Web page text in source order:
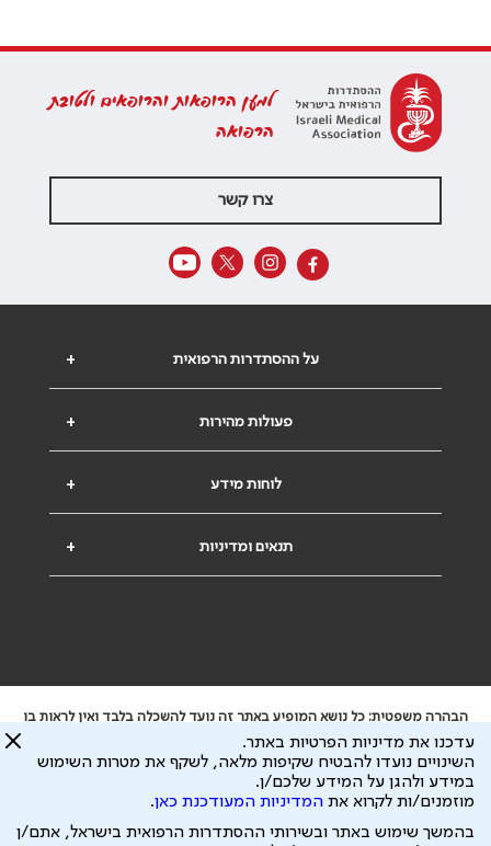
למען הרופאות והרופאים ולטובת
הרפואה
צרו קשר
+ על ההסתדרות הרפואית
+ פעולות מהירות
+ לוחות מידע
+ תנאים ומדיניות
הבהרה משפטית: כל נושא המופיע באתר זה נועד להשכלה בלבד ואין לראות בו
ייעוץ רפואי או משפטי. אין הר"י אחראית לתוכן המתפרסם באתר זה ולכל נזק
שעלול להיגרם.
ידוע לי שהר"י אוספת ושומרת מידע אישי לצורך מתן השרות וכי חלק ממנו עשוי
להיות מועבר לצדדים שלישיים, הכל בכפוף למדיניות הפרטיות
עדכנו את מדיניות הפרטיות באתר.
השינויים נועדו להבטיח שקיפות מלאה, לשקף את מטרות השימוש
במידע ולהגן על המידע שלכם/ן.
מוזמנים/ות לקרוא את המדיניות המעודכנת כאן.
בהמשך שימוש באתר ובשירותי ההסתדרות הרפואית בישראל, אתם/ן